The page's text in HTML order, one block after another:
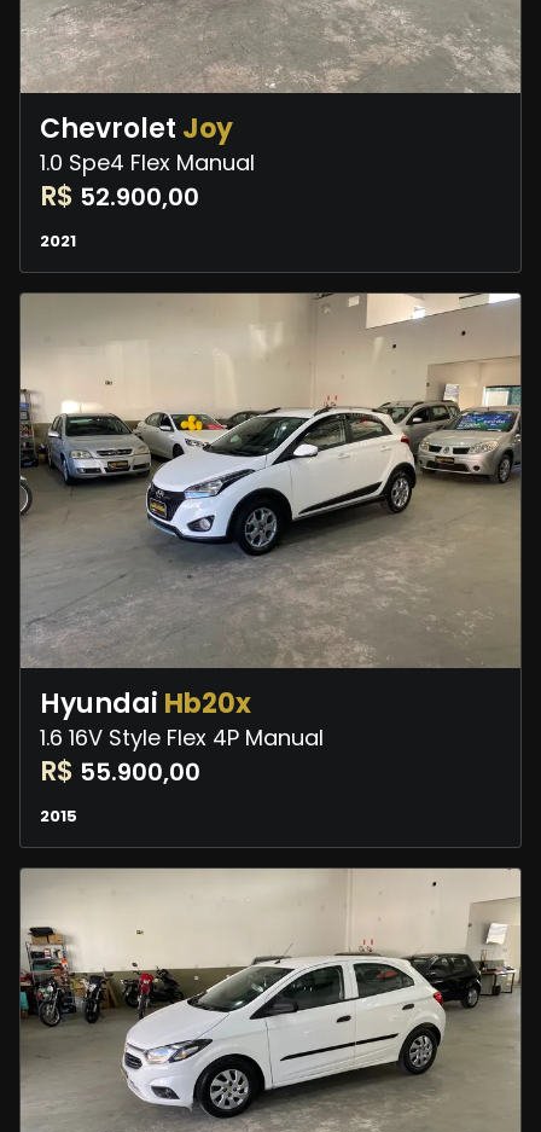
Chevrolet Joy
1.0 Spe4 Flex Manual
R$ 52.900,00
2021
Hyundai Hb20x
1.6 16V Style Flex 4P Manual
R$ 55.900,00
2015